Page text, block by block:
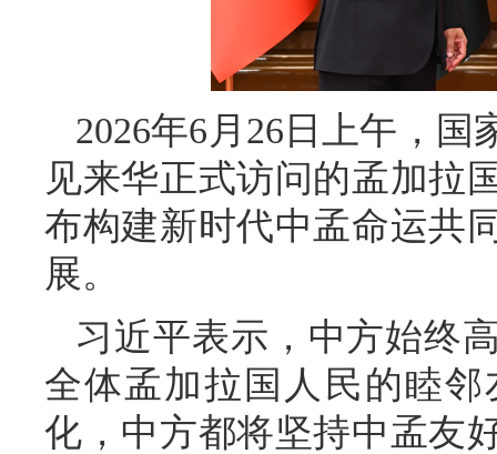
2026年6月26日上午，
见来华正式访问的孟加拉
布构建新时代中孟命运共
展。
习近平表示，中方始终
全体孟加拉国人民的睦
化，中方都将坚持中孟友